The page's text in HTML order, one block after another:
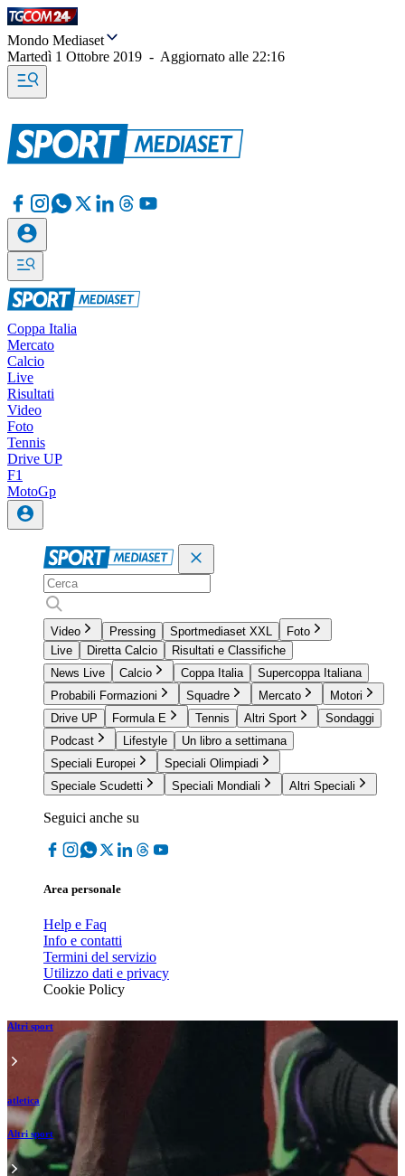
Mondo Mediaset
Martedì 1 Ottobre 2019 - Aggiornato alle 22:16
Coppa Italia
Mercato
Calcio
Live
Risultati
Video
Foto
Tennis
Drive UP
F1
MotoGp
Video Pressing Sportmediaset XXL
Foto
Live
Diretta Calcio
Risultati e Classifiche
News Live
Calcio Coppa Italia
Supercoppa Italiana
Probabili Formazioni
Squadre Mercato
Motori
Drive UP
Formula E Tennis Altri Sport
Sondaggi
Podcast
Lifestyle
Un libro a settimana
Speciali Europei
Speciali Olimpiadi
Speciale Scudetti
Speciali Mondiali Altri Speciali
Seguici anche su
Area personale
Help e Faq
Info e contatti
Termini del servizio
Utilizzo dati e privacy
Cookie Policy
Altri sport
atletica
Altri sport